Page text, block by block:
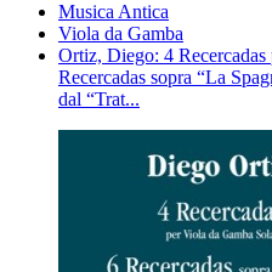
Musica Antica
Viola da Gamba
Ortiz, Diego: 4
Recercadas sopra “La
dal “Trat...